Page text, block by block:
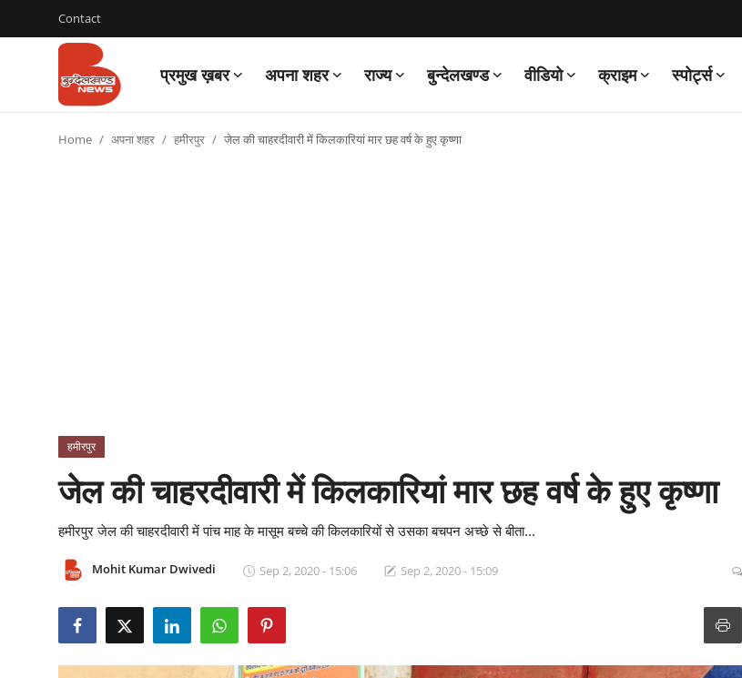
Contact
प्रमुख ख़बर अपना शहर राज्य बुन्देलखण्ड वीडियो क्राइम स्पोर्ट्स
Login
Home अपना शहर हमीरपुर जेल की चाहरदीवारी में किलकारियां मार छह वर्ष के हुए कृष्णा
हमीरपुर
जेल की चाहरदीवारी में किलकारियां मार छह वर्ष के हुए कृष्णा
हमीरपुर जेल की चाहरदीवारी में पांच माह के मासूम बच्चे की किलकारियों से उसका बचपन अच्छे से बीता...
Mohit Kumar Dwivedi Sep 2, 2020 - 15:06 Sep 2, 2020 - 15:09